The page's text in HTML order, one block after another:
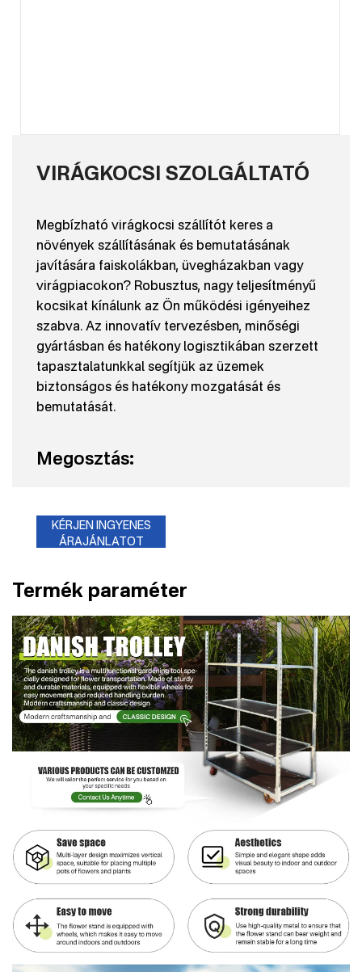
VIRÁGKOCSI SZOLGÁLTATÓ
Megbízható virágkocsi szállítót keres a
növények szállításának és bemutatásának
javítására faiskolákban, üvegházakban vagy
virágpiacokon? Robusztus, nagy teljesítményű
kocsikat kínálunk az Ön működési igényeihez
szabva. Az innovatív tervezésben, minőségi
gyártásban és hatékony logisztikában szerzett
tapasztalatunkkal segítjük az üzemek
biztonságos és hatékony mozgatását és
bemutatását.
Megosztás:
KÉRJEN INGYENES
ÁRAJÁNLATOT
Termék paraméter